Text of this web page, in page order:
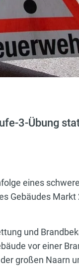
3-Übung
eines
Gebäudes Markt
und
vor einer
großen Naarn